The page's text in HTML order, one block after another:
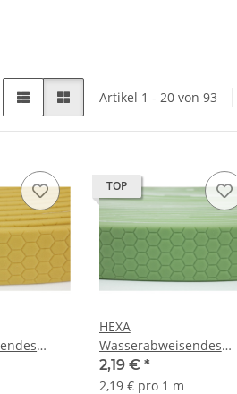
Artikel 1 - 20 von 93
TOP
HEXA
Wasserabweisendes
Gurtband 10mm
Jadegrün
2,19 € *
2,19 € pro 1 m